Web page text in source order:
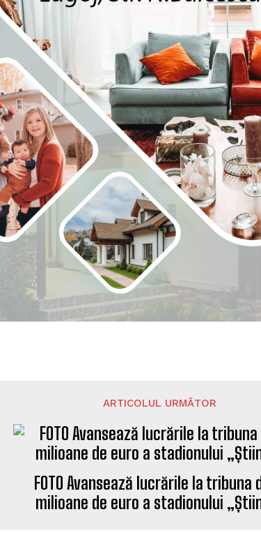
ARTICOLUL URMĂTOR
FOTO Avansează lucrările la tribuna
milioane de euro a stadionului